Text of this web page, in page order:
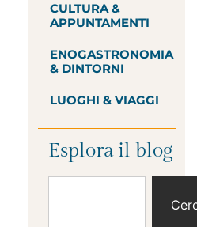
CULTURA &
APPUNTAMENTI
ENOGASTRONOMIA
& DINTORNI
LUOGHI & VIAGGI
Esplora il blog